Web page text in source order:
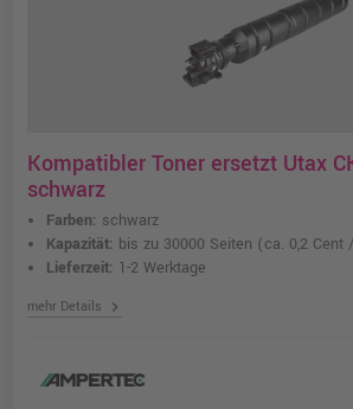
Kompatibler Toner ersetzt Utax
schwarz
Farben: schwarz
Kapazität: bis zu 30000 Seiten (ca. 0,2 Cent
Lieferzeit: 1-2 Werktage
mehr Details chevron_right